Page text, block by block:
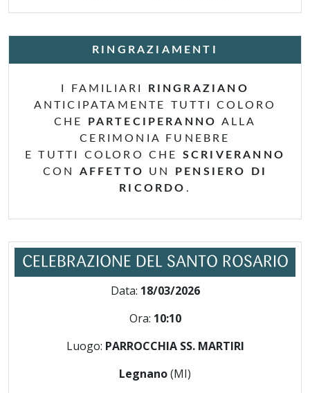
RINGRAZIAMENTI
I FAMILIARI
RINGRAZIANO
ANTICIPATAMENTE TUTTI COLORO
CHE
PARTECIPERANNO
ALLA
CERIMONIA FUNEBRE
E TUTTI COLORO CHE SCRIVERANNO
CON AFFETTO UN
PENSIERO DI
RICORDO .
CELEBRAZIONE DEL SANTO ROSARIO
Data: 18/03/2026
Ora: 10:10
Luogo: PARROCCHIA SS. MARTIRI
Legnano(MI)